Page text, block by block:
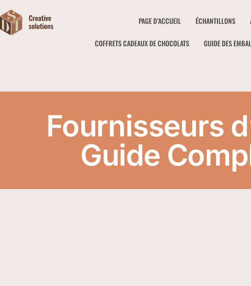
PAGE D’ACCUEIL ÉCHANTILLONS
COFFRETS CADEAUX DE CHOCOLATS GUIDE DES
Fournisseurs
Guide